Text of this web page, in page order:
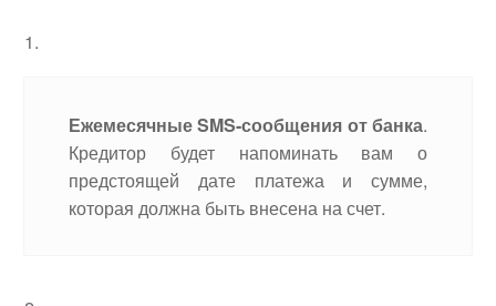
ЕжемесячныеSMS-сообщения от банка.
Кредитор будет напоминать вам о
предстоящей дате платежа и сумме,
которая должна быть внесена на счет.